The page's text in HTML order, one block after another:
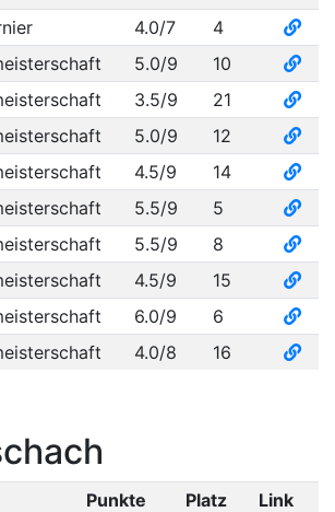
4.0/7
4
5.0/9
10
3.5/9
21
5.0/9
12
4.5/9
14
5.5/9
5
5.5/9
8
4.5/9
15
6.0/9
6
4.0/8 16
Punkte Platz
Link